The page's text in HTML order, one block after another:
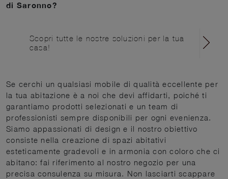
di Saronno?
Scopri tutte le nostre soluzioni per la tua
casa!
Se cerchi un qualsiasi mobile di qualità eccellente per
la tua abitazione è a noi che devi affidarti, poiché ti
garantiamo prodotti selezionati e un team di
professionisti sempre disponibili per ogni evenienza.
Siamo appassionati di design e il nostro obiettivo
consiste nella creazione di spazi abitativi
esteticamente gradevoli e in armonia con coloro che ci
abitano: fai riferimento al nostro negozio per una
precisa consulenza su misura. Non lasciarti scappare